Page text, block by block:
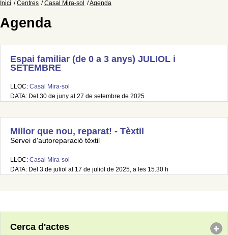
Inici Centres Casal Mira-sol Agenda
Agenda
Espai familiar (de 0 a 3 anys) JULIOL i
SETEMBRE
LLOC: Casal Mira-sol
DATA: Del 30 de juny al 27 de setembre de 2025
Millor que nou, reparat! - Tèxtil
Servei d'autoreparació tèxtil
LLOC: Casal Mira-sol
DATA: Del 3 de juliol al 17 de juliol de 2025, a les 15.30 h
Cerca d'actes